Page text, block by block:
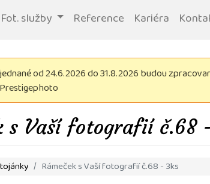
Fot. služby Reference Kariéra
od 24.6.2026 do 31.8.2026 budou
s Vaší fotografií č.68
Rámeček s Vaší fotografií č.68 - 3ks